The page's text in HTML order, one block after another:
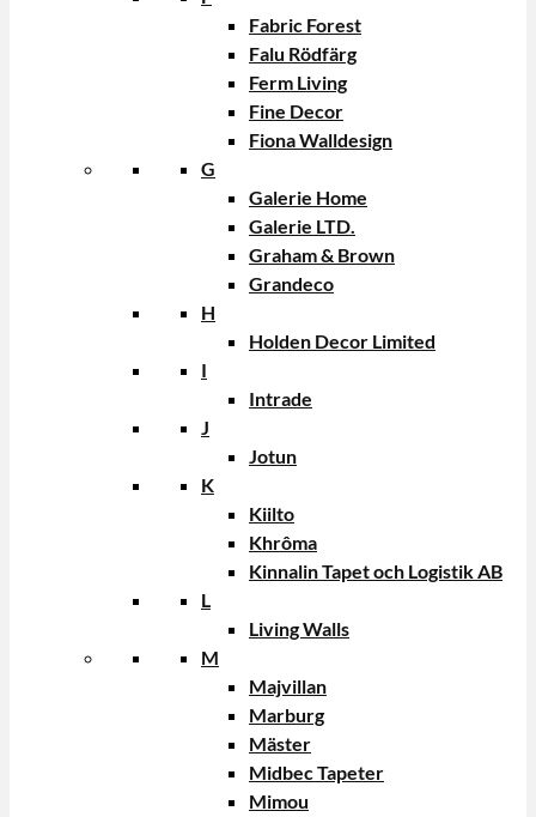
Fabric Forest
Falu Rödfärg
Ferm Living
Fine Decor
Fiona Walldesign
G
Galerie Home
Galerie LTD.
Graham & Brown
Grandeco
H
Holden Decor Limited
I
Intrade
J
Jotun
K
Kiilto
Khrôma
Kinnalin Tapet och Logistik AB
L
Living Walls
M
Majvillan
Marburg
Mäster
Midbec Tapeter
Mimou